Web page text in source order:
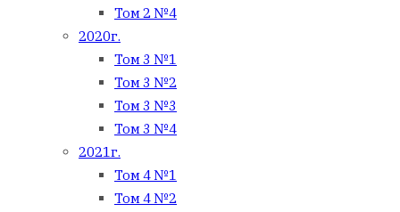
Том 2 №4
2020г.
Том 3 №1
Том 3 №2
Том 3 №3
Том 3 №4
2021г.
Том 4 №1
Том 4 №2